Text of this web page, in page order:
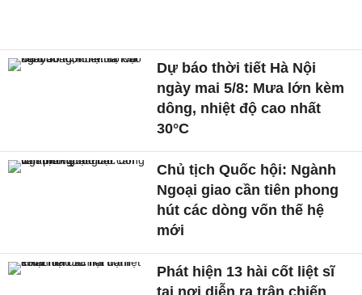
Dự báo thời tiết Hà Nội
ngày mai 5/8: Mưa lớn kèm
dông, nhiệt độ cao nhất
30°C
Chủ tịch Quốc hội: Ngành
Ngoại giao cần tiên phong
hút các dòng vốn thế hệ
mới
Phát hiện 13 hài cốt liệt sĩ
tại nơi diễn ra trận chiến